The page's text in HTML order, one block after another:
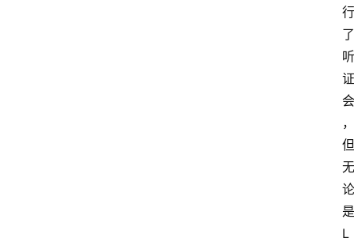
行
了
听
证
会
，
但
无
论
是
L